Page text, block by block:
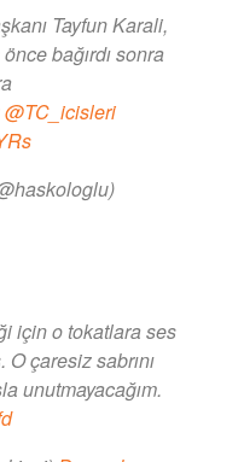
Tayfun Karali,
bağırdı sonra
@TC_icisleri
için o tokatlara ses
çaresiz sabrını
unutmayacağım.